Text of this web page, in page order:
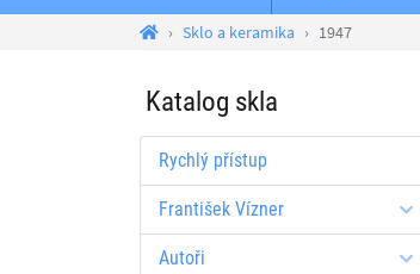
Sklo a keramika 1947
Katalog skla
Rychlý přístup
František Vízner
Autoři